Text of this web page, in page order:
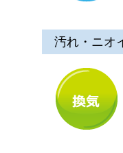
汚れ・ニオ